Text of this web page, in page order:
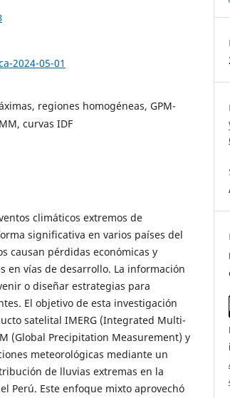
2024-05-01
regiones homogéneas, GPM-
curvas IDF
climáticos extremos de
significativa en varios países del
causan pérdidas económicas y
en vías de desarrollo. La información
o diseñar estrategias para
El objetivo de esta investigación
satelital IMERG (Integrated Multi-
(Global Precipitation Measurement) y
meteorológicas mediante un
de lluvias extremas en la
Perú. Este enfoque mixto aprovechó